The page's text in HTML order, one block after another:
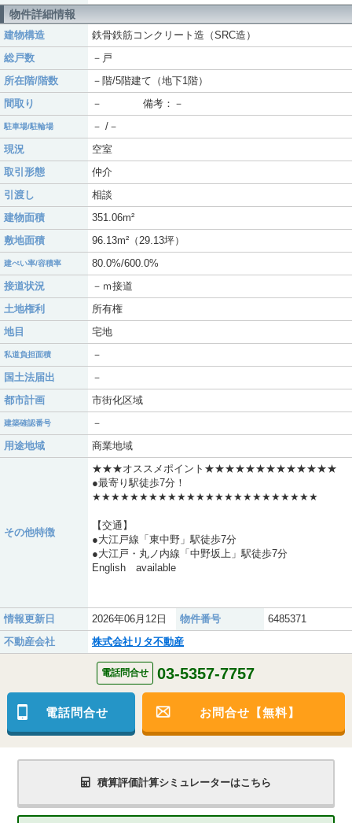
物件詳細情報
建物構造
鉄骨鉄筋コンクリート造（SRC造）
総戸数
－戸
所在階/階数
－階/5階建て（地下1階）
間取り
－ 備考：－
駐車場/駐輪場
－ /－
現況
空室
取引形態
仲介
引渡し
相談
建物面積
351.06m²
敷地面積
96.13m²（29.13坪）
建ぺい率/容積率
80.0%/600.0%
接道状況
－ｍ接道
土地権利
所有権
地目
宅地
私道負担面積
－
国土法届出
－
都市計画
市街化区域
建築確認番号
－
用途地域
商業地域
その他特徴
★★★オススメポイント★★★★★★★★★★★★★
●最寄り駅徒歩7分！
★★★★★★★★★★★★★★★★★★★★★★★★
【交通】
●大江戸線「東中野」駅徒歩7分
●大江戸・丸ノ内線「中野坂上」駅徒歩7分
English available
情報更新日 2026年06月12日 物件番号
6485371
不動産会社
株式会社リタ不動産
電話問合せ 03-5357-7757
電話問合せ お問合せ【無料】
積算評価計算シミュレーターはこちら